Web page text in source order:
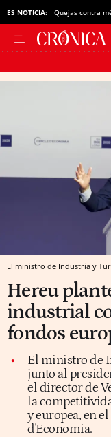
ES NOTICIA: Quejas contra
El ministro de Industria y
Hereu
industrial
fondos
El ministro de
junto al
el director de
la
y europea, en
d'Economia.